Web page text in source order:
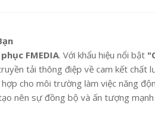
FMEDIA. Với khẩu hiệu nổi bật
tải thông điệp về cam kết chất
cho môi trường làm việc năng
nên sự đồng bộ và ấn tượng